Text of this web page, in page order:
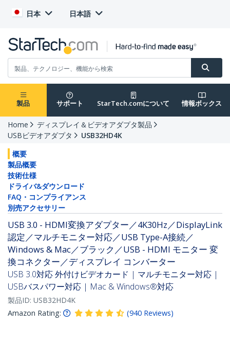
日本 日本語
製品 サポート StarTech.comについて 情報ボックス
Home
ディスプレイ＆ビデオアダプタ製品
USBビデオアダプタ
USB32HD4K
概要
製品概要
技術仕様
ドライバ&ダウンロード
FAQ・コンプライアンス
別売アクセサリー
USB 3.0 - HDMI変換アダプター／4K30Hz／DisplayLink
認定／マルチモニター対応／USB Type-A接続／
Windows & Mac／ブラック／USB - HDMI モニター 変
換コネクター／ディスプレイ コンバーター
USB 3.0対応 外付けビデオカード | マルチモニター対応 |
USBバスパワー対応 | Mac & Windows®対応
製品ID: USB32HD4K
Amazon Rating:
(940 Reviews)